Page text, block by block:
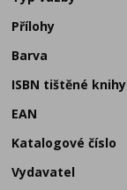
Přílohy
Barva
ISBN tištěné knihy
EAN
Katalogové číslo
Vydavatel